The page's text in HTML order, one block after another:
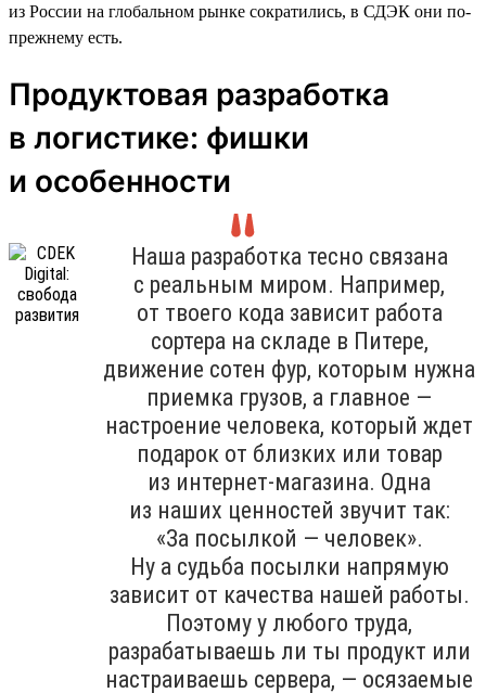
из России на глобальном рынке сократились, в СДЭК они по-
прежнему есть.
Продуктовая разработка
в логистике: фишки
и особенности
Наша разработка тесно связана
с реальным миром. Например,
от твоего кода зависит работа
сортера на складе в Питере,
движение сотен фур, которым нужна
приемка грузов, а главное —
настроение человека, который ждет
подарок от близких или товар
из интернет-магазина. Одна
из наших ценностей звучит так:
«За посылкой — человек».
Ну а судьба посылки напрямую
зависит от качества нашей работы.
Поэтому у любого труда,
разрабатываешь ли ты продукт или
настраиваешь сервера, — осязаемые